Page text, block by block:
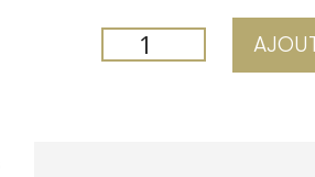
QUANTITÉ
DE